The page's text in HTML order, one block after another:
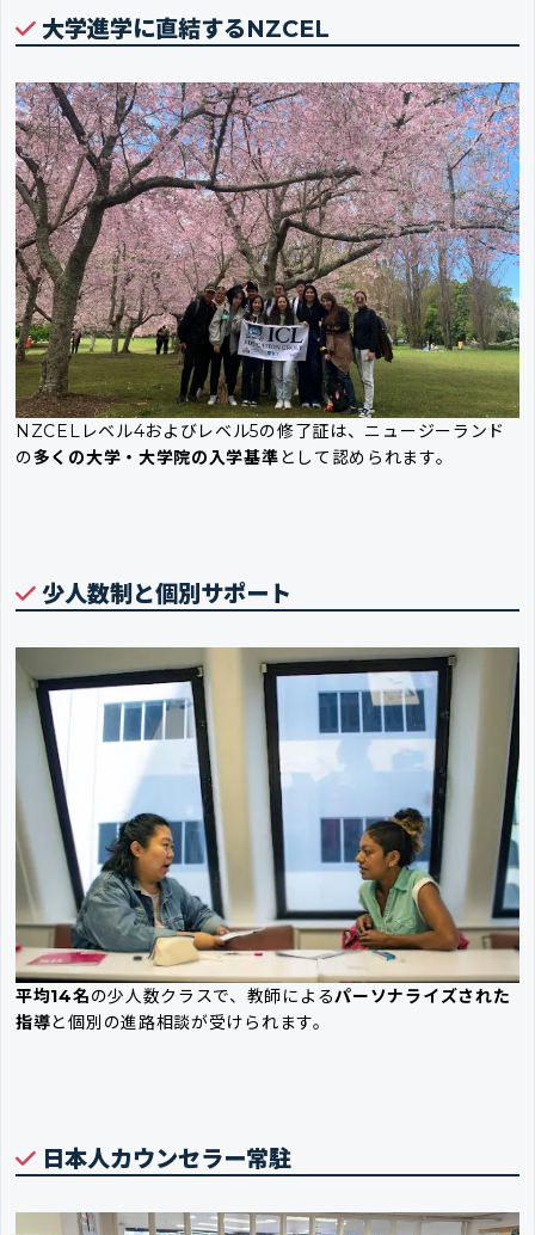
大学進学に直結するNZCEL
NZCELレベル4およびレベル5の修了証は、ニュージーランド
の多くの大学・大学院の入学基準として認められます。
少人数制と個別サポート
平均14名の少人数クラスで、教師によるパーソナライズされた
指導と個別の進路相談が受けられます。
日本人カウンセラー常駐